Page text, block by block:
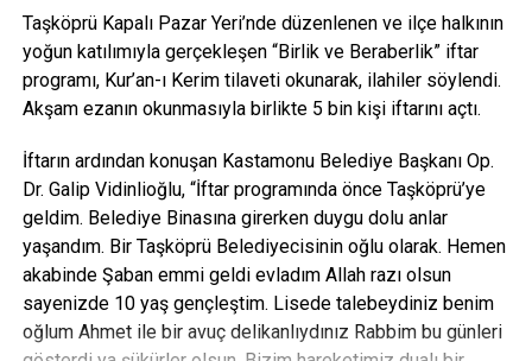
Taşköprü Kapalı Pazar Yeri’nde düzenlenen ve ilçe halkının
yoğun katılımıyla gerçekleşen “Birlik ve Beraberlik” iftar
programı, Kur’an-ı Kerim tilaveti okunarak, ilahiler söylendi.
Akşam ezanın okunmasıyla birlikte 5 bin kişi iftarını açtı.
İftarın ardından konuşan Kastamonu Belediye Başkanı Op.
Dr. Galip Vidinlioğlu, “İftar programında önce Taşköprü’ye
geldim. Belediye Binasına girerken duygu dolu anlar
yaşandım. Bir Taşköprü Belediyecisinin oğlu olarak. Hemen
akabinde Şaban emmi geldi evladım Allah razı olsun
sayenizde 10 yaş gençleştim. Lisede talebeydiniz benim
oğlum Ahmet ile bir avuç delikanlıydınız Rabbim bu günleri